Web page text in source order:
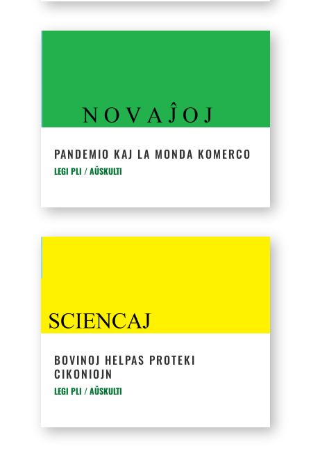
PANDEMIO KAJ LA MONDA KOMERCO
LEGI PLI / AŬSKULTI
BOVINOJ HELPAS PROTEKI
CIKONIOJN
LEGI PLI / AŬSKULTI